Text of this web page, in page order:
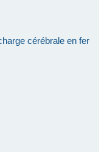
cérébrale en fer